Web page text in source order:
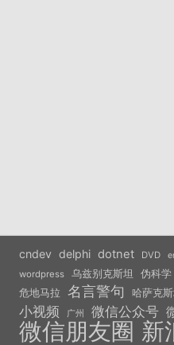
cndev delphi dotnet DVD
wordpress 乌兹别克斯坦 伪科学
危地马拉 名言警句 哈萨克斯
小视频 广州 微信公众号
微信朋友圈 新